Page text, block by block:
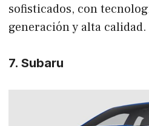
sofisticados, con
generación y alta calidad.
7. Subaru